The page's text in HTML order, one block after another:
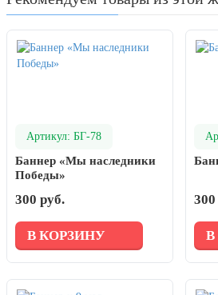
Артикул: БГ-78
Баннер «Мы наследники
Победы»
300 руб.
В КОРЗИНУ
300
В